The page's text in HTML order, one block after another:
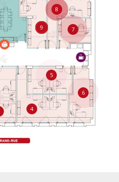
Close
Close
Close
4
Close
5
Close
6
Close
7
Close
8
Close
9
Close